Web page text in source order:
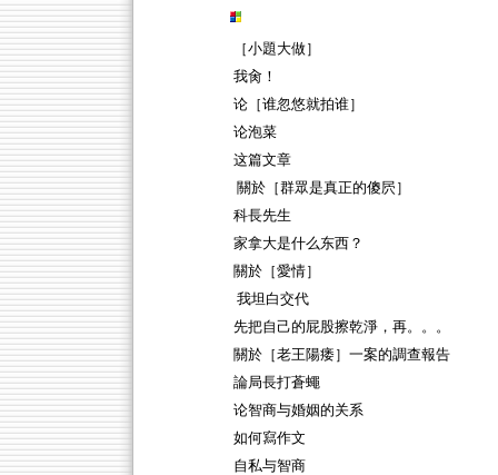
［小題大做］
我肏！
论［谁忽悠就拍谁］
论泡菜
这篇文章
關於［群眾是真正的傻屄］
科長先生
家拿大是什么东西？
關於［愛情］
我坦白交代
先把自己的屁股擦乾淨，再。。。
關於［老王陽痿］一案的調查報告
論局長打蒼蠅
论智商与婚姻的关系
如何寫作文
自私与智商